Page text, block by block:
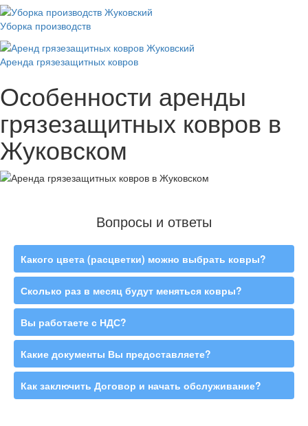
Уборка производств
Аренда грязезащитных ковров
Особенности аренды
грязезащитных ковров в
Жуковском
Вопросы и ответы
Какого цвета (расцветки) можно выбрать ковры?
Сколько раз в месяц будут меняться ковры?
Вы работаете с НДС?
Какие документы Вы предоставляете?
Как заключить Договор и начать обслуживание?